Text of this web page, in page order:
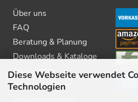
Diese Webseite verwendet
Technologien
Über uns
FAQ
Beratung & Planung
Downloads & Kataloge
Newsletter
Barrierefreiheit